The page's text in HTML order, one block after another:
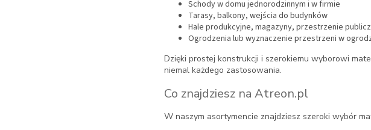
Schody w domu jednorodzinnym i w firmie
Tarasy, balkony, wejścia do budynków
Hale produkcyjne, magazyny, przestrzenie
Ogrodzenia lub wyznaczenie przestrzeni w
Dzięki prostej konstrukcji i szerokiemu wyborowi
niemal każdego zastosowania.
Co znajdziesz na Atreon.pl
W naszym asortymencie znajdziesz szeroki wybór